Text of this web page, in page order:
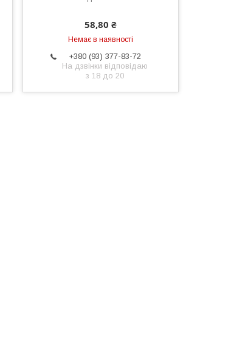
58,80 ₴
Немає в наявності
+380 (93) 377-83-72
На дзвінки відповідаю
з 18 до 20